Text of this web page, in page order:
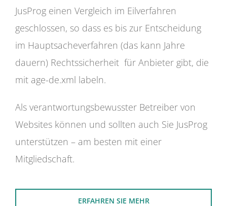
JusProg einen Vergleich im Eilverfahren
geschlossen, so dass es bis zur Entscheidung
im Hauptsacheverfahren (das kann Jahre
dauern) Rechtssicherheit für Anbieter gibt, die
mit age-de.xml labeln.
Als verantwortungsbewusster Betreiber von
Websites können und sollten auch Sie JusProg
unterstützen – am besten mit einer
Mitgliedschaft.
ERFAHREN SIE MEHR